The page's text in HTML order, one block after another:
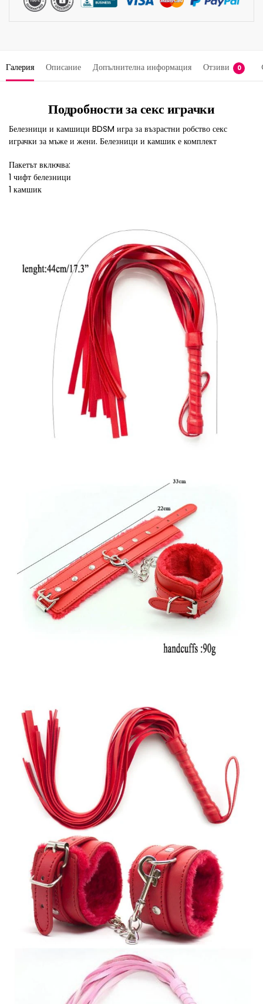
Галерия Описание Допълнителна информация Отзиви 0
Подробности за секс играчки
Белезници и камшици BDSM игра за възрастни робство секс
играчки за мъже и жени. Белезници и камшик е комплект
Пакетът включва:
1 чифт белезници
1 камшик